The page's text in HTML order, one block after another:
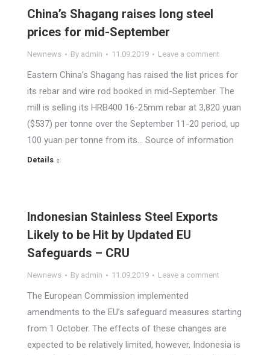
China’s Shagang raises long steel
prices for mid-September
Newnews By admin 11.09.2019 Leave a comment
Eastern China’s Shagang has raised the list prices for
its rebar and wire rod booked in mid-September. The
mill is selling its HRB400 16-25mm rebar at 3,820 yuan
($537) per tonne over the September 11-20 period, up
100 yuan per tonne from its… Source of information
Details
Indonesian Stainless Steel Exports
Likely to be Hit by Updated EU
Safeguards – CRU
Newnews By admin 11.09.2019 Leave a comment
The European Commission implemented
amendments to the EU’s safeguard measures starting
from 1 October. The effects of these changes are
expected to be relatively limited, however, Indonesia is